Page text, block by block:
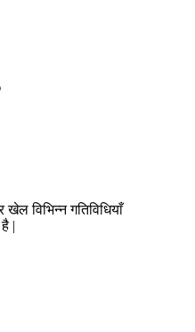
विभिन्न गतिविधियाँ
|